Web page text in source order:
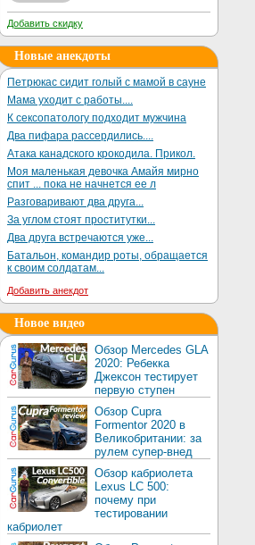
Добавить скидку
Новые анекдоты
Петрюкас сидит голый с мамой в сауне
Мама уходит с работы....
К сексопатологу подходит мужчина
Два пифара рассердились....
Атака канадского крокодила. Прикол.
Моя маленькая девочка Амайя мирно
спит ... пока не начнется ее л
Разговаривают два друга...
За углом стоят проститутки...
Два друга встречаются уже...
Батальон, командир роты, обращается
к своим солдатам...
Добавить анекдот
Новое видео
Обзор Mercedes GLA
2020: Ребекка
Джексон тестирует
первую ступен
Обзор Cupra
Formentor 2020 в
Великобритании: за
рулем супер-внед
Обзор кабриолета
Lexus LC 500:
почему при
тестировании
кабриолет